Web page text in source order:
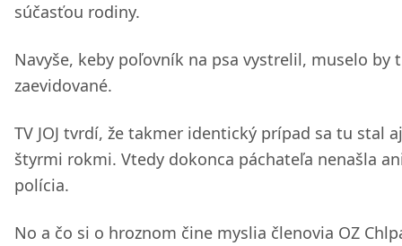
súčasťou rodiny.
Navyše, keby poľovník na psa vystrelil, muselo by
zaevidované.
TV JOJ tvrdí, že takmer identický prípad sa tu stal
štyrmi rokmi. Vtedy dokonca páchateľa nenašla
polícia.
No a čo si o hroznom čine myslia členovia OZ